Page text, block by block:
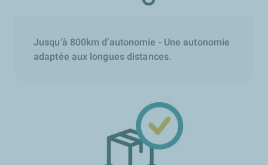
Jusqu’à 800km d’autonomie - Une autonomie
adaptée aux longues distances.